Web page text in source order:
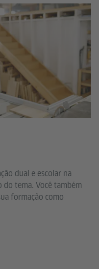
dual e escolar na
tema. Você também
formação como